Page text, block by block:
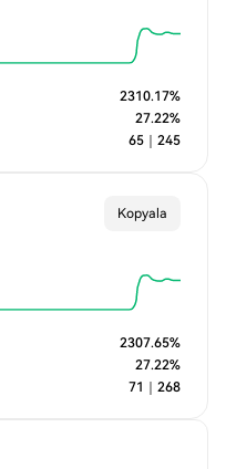
2310.17%
27.22%
65 245
Kopyala
2307.65%
27.22%
71 268